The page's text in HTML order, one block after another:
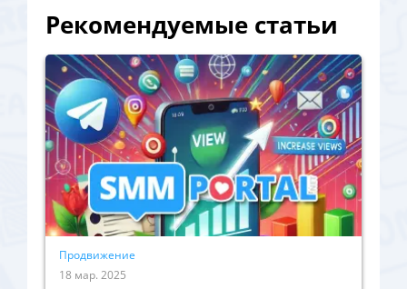
Рекомендуемые статьи
Продвижение
18 мар. 2025